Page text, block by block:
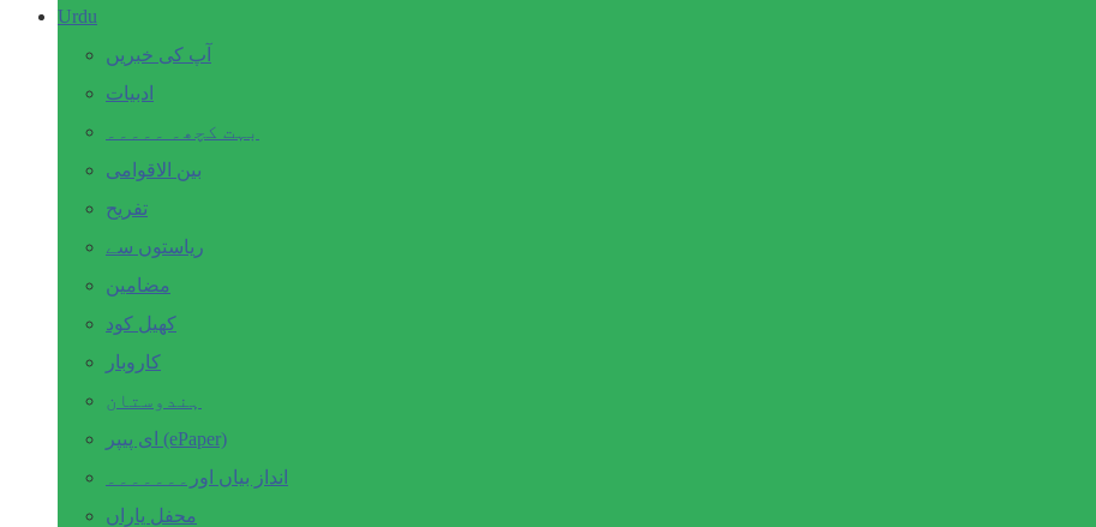
Urdu
آپ کی خبریں
ادبیات
بہت کچھ۔ ۔۔۔۔۔
بین الاقوامی
تفریح
ریاستوں سے
مضامین
کھیل کود
کاروبار
ہندوستان
ای پیپر (ePaper)
انداز بیاں اور۔۔۔۔۔۔۔
محفل یاراں